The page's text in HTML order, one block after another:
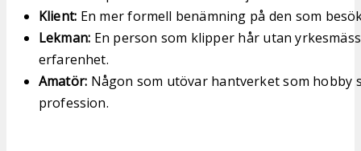
Klient: En mer formell benämning på den som
Lekman: En person som klipper hår utan
erfarenhet.
Amatör: Någon som utövar hantverket som hobby
profession.